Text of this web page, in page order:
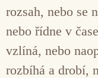
rozsah, nebo se
nebo řídne v
vzlíná, nebo
rozbíhá a drobí,